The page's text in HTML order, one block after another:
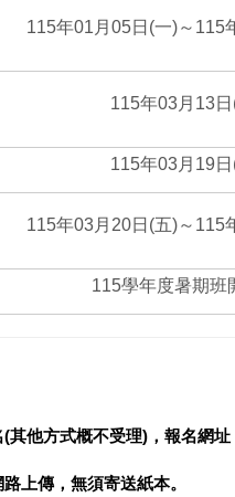
115年01月05日(一)～115
115年03月13
115年03月19
115年03月20日(五)～115
115學年度暑期班
其他方式概不受理)，報名網址
路上傳，無須寄送紙本。